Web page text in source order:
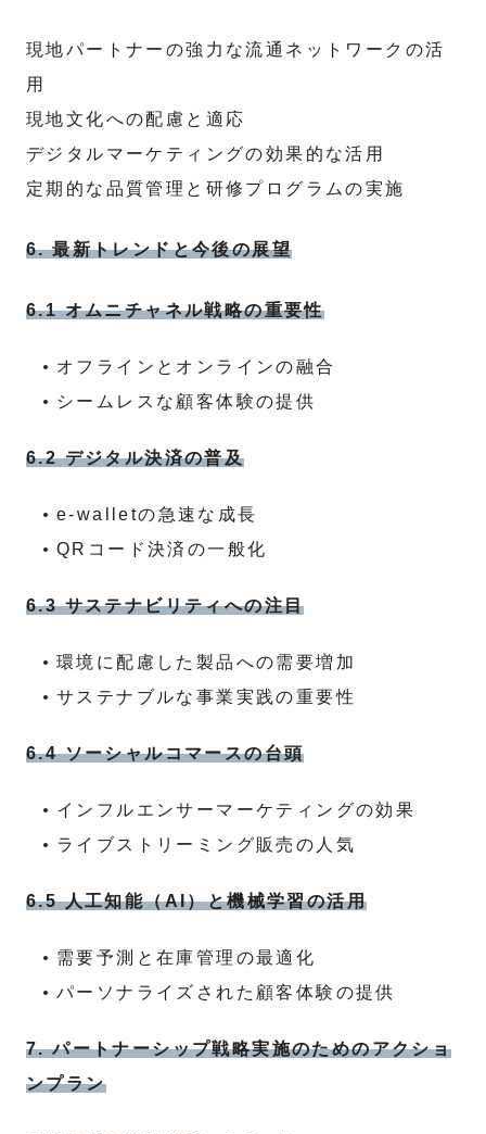
現地パートナーの強力な流通ネットワークの活
用
現地文化への配慮と適応
デジタルマーケティングの効果的な活用
定期的な品質管理と研修プログラムの実施
6. 最新トレンドと今後の展望
6.1 オムニチャネル戦略の重要性
オフラインとオンラインの融合
シームレスな顧客体験の提供
6.2 デジタル決済の普及
e-walletの急速な成長
QRコード決済の一般化
6.3 サステナビリティへの注目
環境に配慮した製品への需要増加
サステナブルな事業実践の重要性
6.4 ソーシャルコマースの台頭
インフルエンサーマーケティングの効果
ライブストリーミング販売の人気
6.5 人工知能（AI）と機械学習の活用
需要予測と在庫管理の最適化
パーソナライズされた顧客体験の提供
7. パートナーシップ戦略実施のためのアクショ
ンプラン